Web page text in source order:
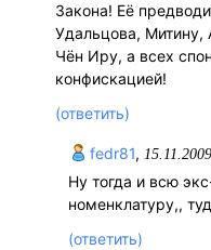
Закона! Её
Удальцова, Митину,
Чён Иру, а всех
конфискацией!
(ответить)
fedr81,
Ну тогда и всю
номенклатуру,,
(ответить)